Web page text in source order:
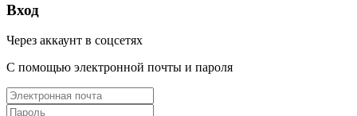
Вход
Через аккаунт в соцсетях
С помощью электронной почты и пароля